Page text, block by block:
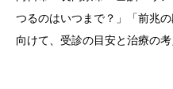
つるのはいつまで？」「前兆
向けて、受診の目安と治療の考